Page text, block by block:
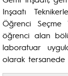
Inşaatı
Öğrenci Seçme
öğrenci alan
laboratuar
olarak tersanede